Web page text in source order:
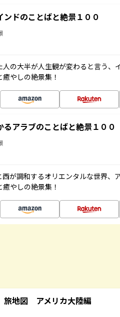
ドのことばと絶景１００
の大半が人生観が変わると言う、
やしの絶景集！
アラブのことばと絶景１００
西が調和するオリエンタルな世界、
やしの絶景集！
地図 アメリカ大陸編